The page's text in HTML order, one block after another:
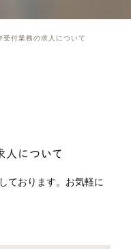
受付業務の求人について
人について
ております。お気軽に